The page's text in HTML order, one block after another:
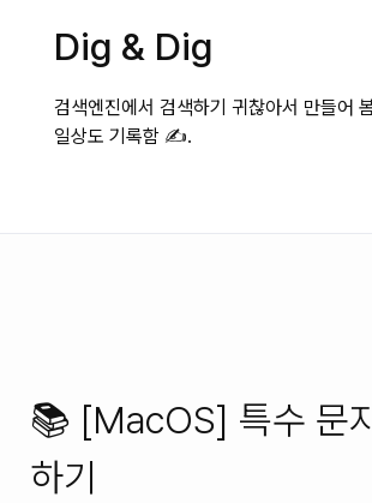
Dig & Dig
검색엔진에서 검색하기 귀찮아서 만들어
일상도 기록함 ✍️.
📚 [MacOS] 특수 문
하기